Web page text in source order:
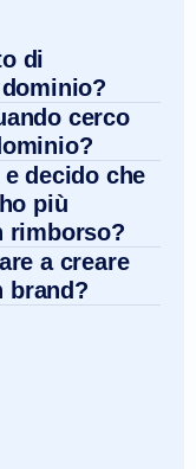
di
cerco
decido che
più
rimborso?
a creare
brand?